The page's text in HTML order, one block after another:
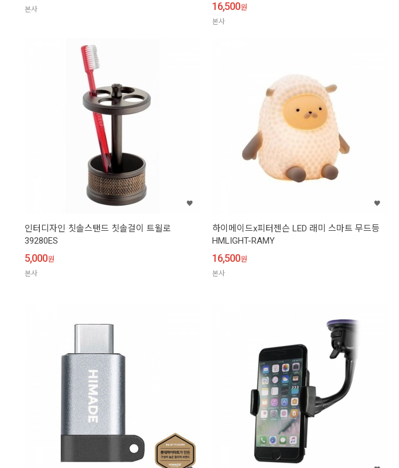
본사 16,500원
본사
인터디자인 칫솔스탠드 칫솔걸이 트윌로
39280ES
5,000원
본사
하이메이드x피터젠슨 LED 래미 스마트 무드등
HMLIGHT-RAMY
16,500원
본사